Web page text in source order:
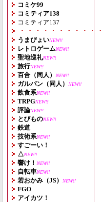
コミケ99
コミティア138
コミティア137
・・・・・・・・・・
うまぴょいNEW!!
レトロゲームNEW!!
聖地巡礼NEW!!
旅行NEW!!
百合（同人） NEW!!
ガルパン（同人） NEW!!
飲食系NEW!!
TRPGNEW!!
評論NEW!!
とびものNEW!!
鉄道
技術系NEW!!
すごーい！
△NEW!!
響け！ NEW!!
自転車NEW!!
若おかみ（JS） NEW!!
FGO
アイカツ！